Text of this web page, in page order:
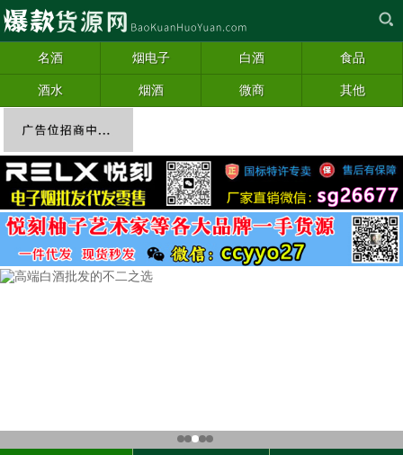
名酒 烟电子 白酒 食品
酒水 烟酒 微商 其他